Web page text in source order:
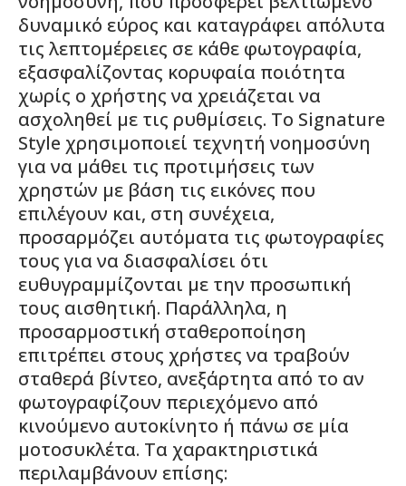
δυναμικό εύρος και καταγράφει απόλυτα
τις λεπτομέρειες σε κάθε φωτογραφία,
εξασφαλίζοντας κορυφαία ποιότητα
χωρίς ο χρήστης να χρειάζεται να
ασχοληθεί με τις ρυθμίσεις. Το Signature
Style χρησιμοποιεί τεχνητή νοημοσύνη
για να μάθει τις προτιμήσεις των
χρηστών με βάση τις εικόνες που
επιλέγουν και, στη συνέχεια,
προσαρμόζει αυτόματα τις φωτογραφίες
τους για να διασφαλίσει ότι
ευθυγραμμίζονται με την προσωπική
τους αισθητική. Παράλληλα, η
προσαρμοστική σταθεροποίηση
επιτρέπει στους χρήστες να τραβούν
σταθερά βίντεο, ανεξάρτητα από το αν
φωτογραφίζουν περιεχόμενο από
κινούμενο αυτοκίνητο ή πάνω σε μία
μοτοσυκλέτα. Τα χαρακτηριστικά
περιλαμβάνουν επίσης: